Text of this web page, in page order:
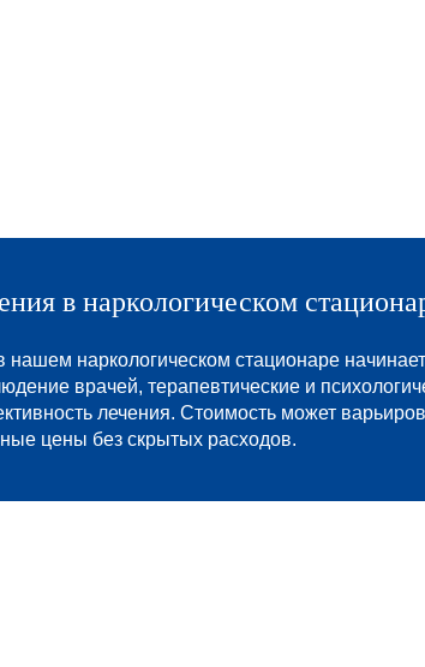
в наркологическом
нашем наркологическом стационаре
врачей, терапевтические и
лечения. Стоимость может
цены без скрытых расходов.